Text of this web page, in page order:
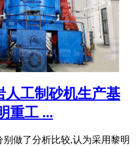
人工制砂机生产基
重工 ...
做了分析比较,认为采用黎明